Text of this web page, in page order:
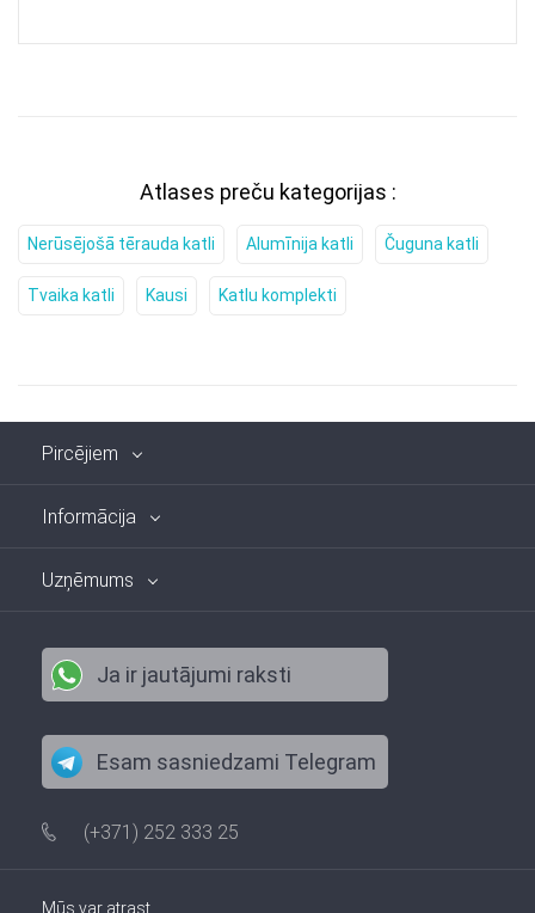
Atlases preču kategorijas :
Nerūsējošā tērauda katli Alumīnija katli Čuguna katli
Tvaika katli Kausi Katlu komplekti
Pircējiem
Informācija
Uzņēmums
Ja ir jautājumi raksti
Esam sasniedzami Telegram
(+371) 252 333 25
Mūs var atrast